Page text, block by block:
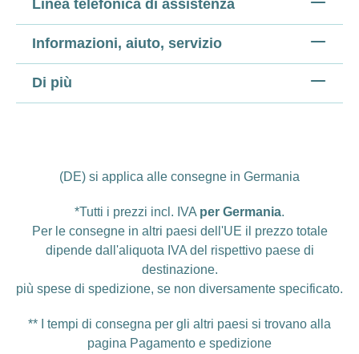
Linea telefonica di assistenza
Informazioni, aiuto, servizio
Di più
(DE) si applica alle consegne in Germania
*Tutti i prezzi incl. IVA per Germania.
Per le consegne in altri paesi dell'UE il prezzo totale
dipende dall'aliquota IVA del rispettivo paese di
destinazione.
più spese di spedizione, se non diversamente specificato.
** I tempi di consegna per gli altri paesi si trovano alla
pagina Pagamento e spedizione